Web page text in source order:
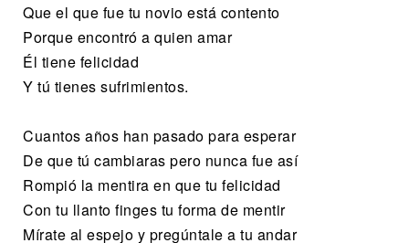
Que el que fue tu novio está contento
Porque encontró a quien amar
Él tiene felicidad
Y tú tienes sufrimientos.
Cuantos años han pasado para esperar
De que tú cambiaras pero nunca fue así
Rompió la mentira en que tu felicidad
Con tu llanto finges tu forma de mentir
Mírate al espejo y pregúntale a tu andar